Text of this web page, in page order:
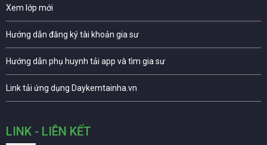
Xem lớp mới
Hướng dẫn đăng ký tài khoản gia sư
Hướng dẫn phụ huynh tải app và tìm gia sư
Link tải ứng dụng Daykemtainha.vn
LINK - LIÊN KẾT